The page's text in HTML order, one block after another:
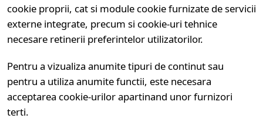
cookie proprii, cat si module cookie furnizate de servicii
externe integrate, precum si cookie-uri tehnice
necesare retinerii preferintelor utilizatorilor.
Pentru a vizualiza anumite tipuri de continut sau
pentru a utiliza anumite functii, este necesara
acceptarea cookie-urilor apartinand unor furnizori
terti.